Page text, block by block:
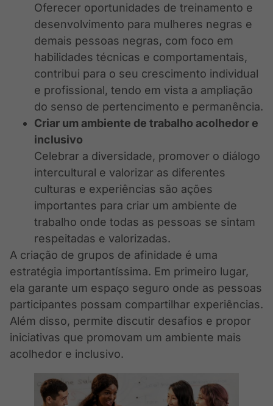
Oferecer oportunidades de treinamento e
desenvolvimento para mulheres negras e
demais pessoas negras, com foco em
habilidades técnicas e comportamentais,
contribui para o seu crescimento individual
e profissional, tendo em vista a ampliação
do senso de pertencimento e permanência.
Criar um ambiente de trabalho acolhedor e
inclusivo
Celebrar a diversidade, promover o diálogo
intercultural e valorizar as diferentes
culturas e experiências são ações
importantes para criar um ambiente de
trabalho onde todas as pessoas se sintam
respeitadas e valorizadas.
A criação de grupos de afinidade é uma
estratégia importantíssima. Em primeiro lugar,
ela garante um espaço seguro onde as pessoas
participantes possam compartilhar experiências.
Além disso, permite discutir desafios e propor
iniciativas que promovam um ambiente mais
acolhedor e inclusivo.